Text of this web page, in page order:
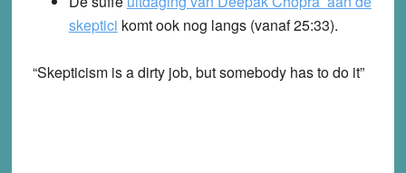
skeptici komt ook nog langs (vanaf 25:33).
“Skepticism is a dirty job, but somebody has to do it”